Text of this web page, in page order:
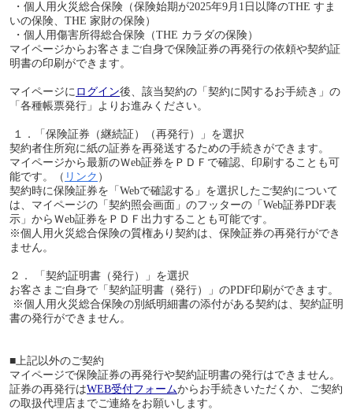
・個人用火災総合保険（保険始期が2025年9月1日以降のTHE すま
いの保険、THE 家財の保険）
・個人用傷害所得総合保険（THE カラダの保険）
マイページからお客さまご自身で保険証券の再発行の依頼や契約証
明書の印刷ができます。
マイページに ログイン後、該当契約の「契約に関するお手続き」の
「各種帳票発行」よりお進みください。
１．「保険証券（継続証）（再発行）」を選択
契約者住所宛に紙の証券を再発送するための手続きができます。
マイページから最新のＷeb証券をＰＤＦで確認、印刷することも可
能です。（ リンク ）
契約時に保険証券を「Webで確認する」を選択したご契約について
は、マイページの「契約照会画面」のフッターの「Web証券PDF表
示」からＷeb証券をＰＤＦ出力することも可能です。
※個人用火災総合保険の質権あり契約は、保険証券の再発行ができ
ません。
２． 「契約証明書（発行）」を選択
お客さまご自身で「契約証明書（発行）」のPDF印刷ができます。
※個人用火災総合保険の別紙明細書の添付がある契約は、契約証明
書の発行ができません。
■上記以外のご契約
マイページで保険証券の再発行や契約証明書の発行はできません。
証券の再発行はWEB受付フォームからお手続きいただくか、ご契約
の取扱代理店までご連絡をお願いします。